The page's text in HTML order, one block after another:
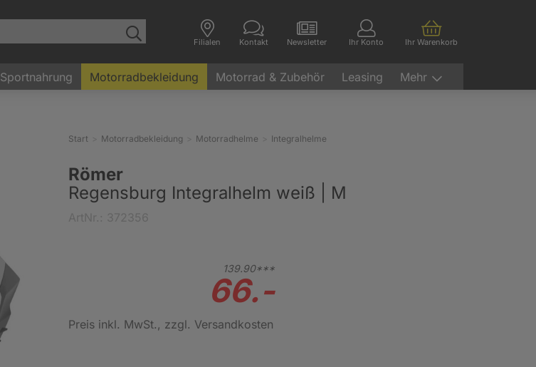
Filialen Kontakt Newsletter Ihr Konto Ihr Warenkorb
Sportnahrung Motorradbekleidung Motorrad & Zubehör Leasing Mehr
Start Motorradbekleidung Motorradhelme Integralhelme
Römer
Regensburg Integralhelm weiß | M
139.90***
66.-
Preis inkl. MwSt., zzgl. Versandkosten